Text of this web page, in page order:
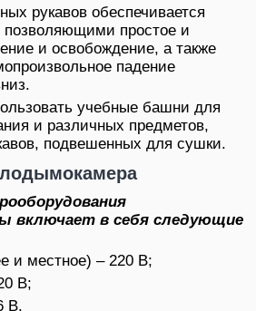
рукавов обеспечивается
позволяющими простое и
и освобождение, а также
падение
учебные башни для
и различных предметов,
подвешенных для сушки.
включает в себя следующие
и местное) – 220 В;
В;
В.